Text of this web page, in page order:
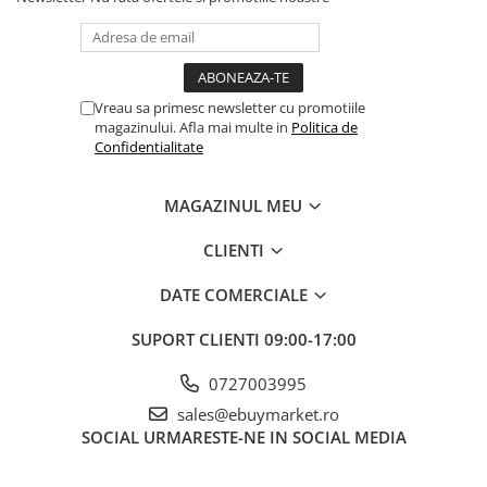
Banda adeziva
Costume si Deghizare
Fete Masa si Perdele Franjurate
Covorase Brad
Acest set de coifuri adauga un plus de distracție și energie oricarei
Vreau sa primesc newsletter cu promotiile
magazinului. Afla mai multe in Politica de
Confidentialitate
MAGAZINUL MEU
CLIENTI
DATE COMERCIALE
SUPORT CLIENTI 09:00-17:00
0727003995
sales@ebuymarket.ro
SOCIAL URMARESTE-NE IN SOCIAL MEDIA